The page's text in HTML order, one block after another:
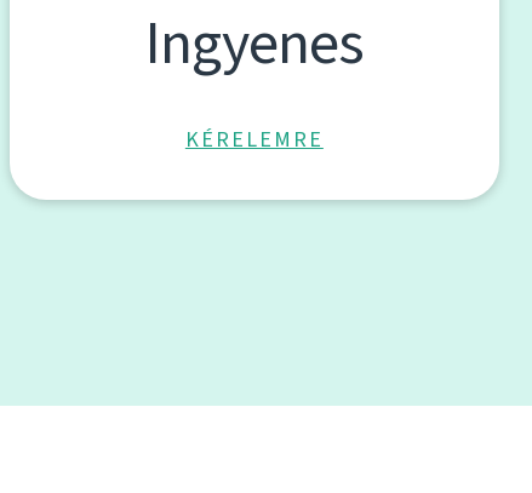
Ingyenes
KÉRELEMRE